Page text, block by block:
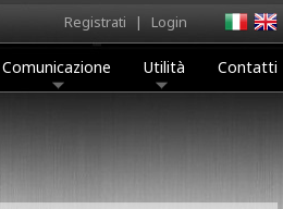
Registrati | Login
Comunicazione Utilità Contatti